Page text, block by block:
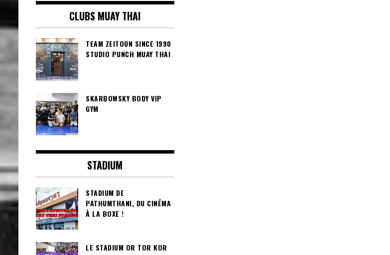
CLUBS MUAY THAI
TEAM ZEITOUN SINCE 1990
STUDIO PUNCH MUAY THAI
SKARBOWSKY BODY VIP
GYM
STADIUM
STADIUM DE
PATHUMTHANI, DU CINÉMA
À LA BOXE !
LE STADIUM OR TOR KOR